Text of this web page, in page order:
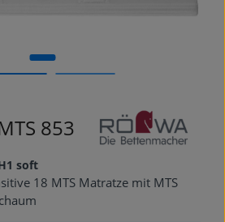
853
soft
18 MTS Matratze mit MTS